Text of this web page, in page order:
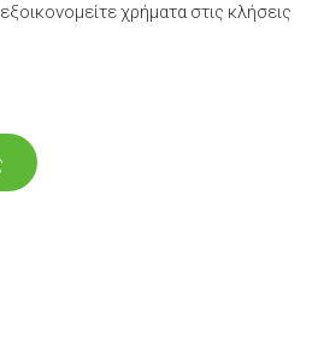
χρήματα στις κλήσεις